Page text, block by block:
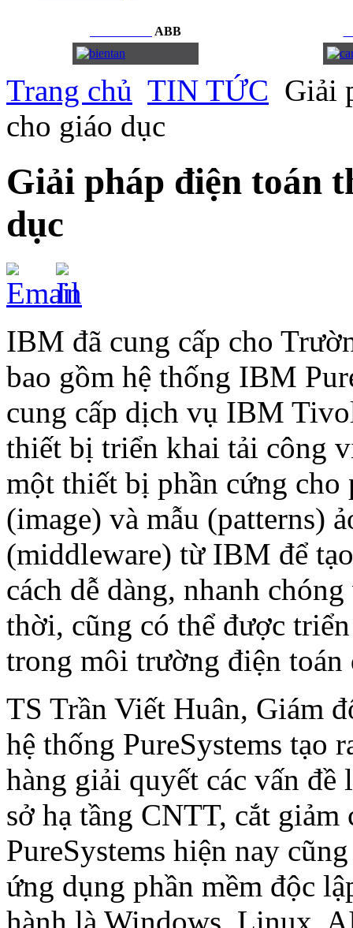
ABB
Trang chủ TIN TỨC Giải
cho giáo dục
Giải pháp điện toán
dục
IBM đã cung cấp cho
bao gồm hệ thống IBM
cung cấp dịch vụ IBM
thiết bị triển khai tải công
một thiết bị phần cứng cho
(image) và mẫu (patterns)
(middleware) từ IBM để
cách dễ dàng, nhanh
thời, cũng có thể được
trong môi trường điện toán
TS Trần Viết Huân, Giám
hệ thống PureSystems tạo
hàng giải quyết các vấn đề
sở hạ tầng CNTT, cắt
PureSystems hiện nay
ứng dụng phần mềm độc
hành là Windows, Linux,